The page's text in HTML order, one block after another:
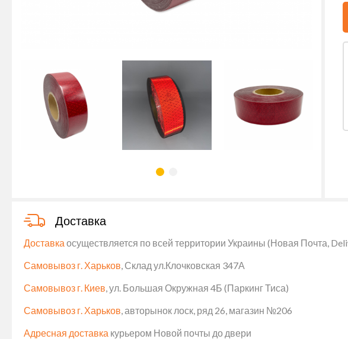
Доставка
Доставка осуществляется по всей территории Украины (Новая Почта,
Самовывоз г. Харьков , Склад ул.Клочковская 347А
Самовывоз г. Киев , ул. Большая Окружная 4Б (Паркинг Тиса)
Самовывоз г. Харьков , авторынок лоск, ряд 26, магазин №206
Адресная доставка курьером Новой почты до двери